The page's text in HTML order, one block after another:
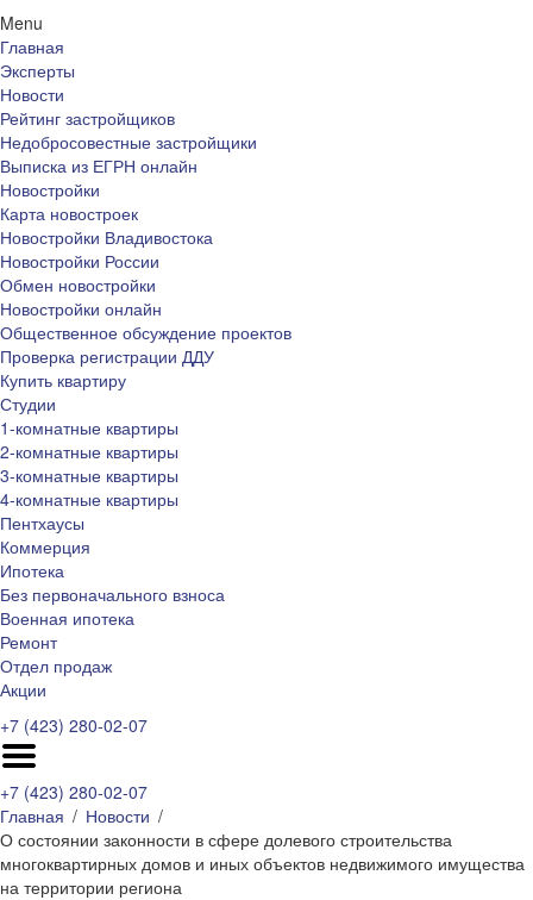
Menu
Главная
Эксперты
Новости
Рейтинг застройщиков
Недобросовестные застройщики
Выписка из ЕГРН онлайн
Новостройки
Карта новостроек
Новостройки Владивостока
Новостройки России
Обмен новостройки
Новостройки онлайн
Общественное обсуждение проектов
Проверка регистрации ДДУ
Купить квартиру
Студии
1-комнатные квартиры
2-комнатные квартиры
3-комнатные квартиры
4-комнатные квартиры
Пентхаусы
Коммерция
Ипотека
Без первоначального взноса
Военная ипотека
Ремонт
Отдел продаж
Акции
+7 (423) 280-02-07
+7 (423) 280-02-07
Главная
Новости
О состоянии законности в сфере долевого строительства
многоквартирных домов и иных объектов недвижимого имущества
на территории региона